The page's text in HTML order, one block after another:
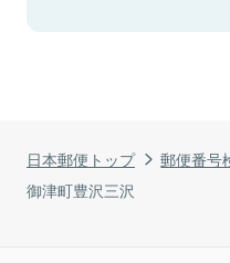
日本郵便トップ 郵便番号
御津町豊沢三沢